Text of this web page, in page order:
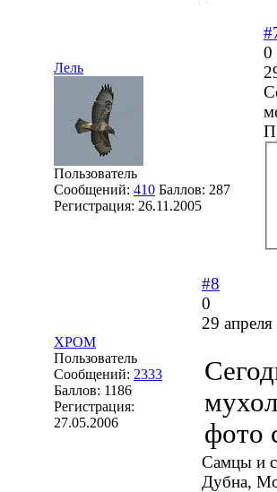
Лель
Пользователь
Сообщений: 410 Баллов: 287
Регистрация: 26.11.2005
0
XPOM
Пользователь
Сообщений: 2333
Баллов: 1186
Регистрация:
27.05.2006
#8
0
29
фото
Самцы и
Дубна,